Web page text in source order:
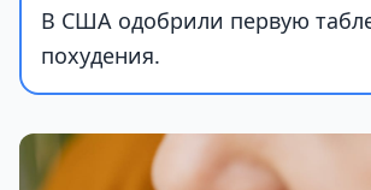
В США одобрили первую
похудения.